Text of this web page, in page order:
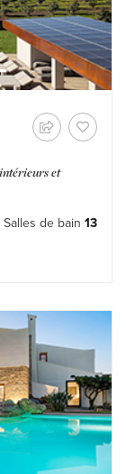
intérieurs et
Salles de bain 13